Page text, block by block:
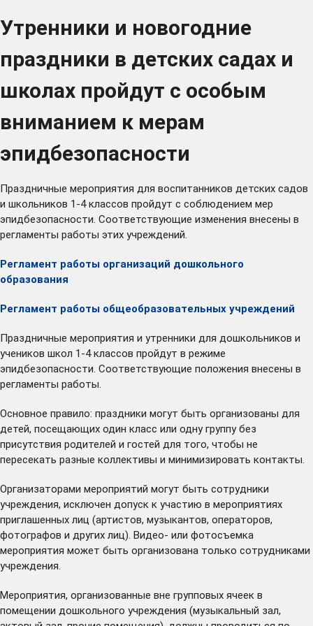
Утренники и новогодние
праздники в детских садах и
школах пройдут с особым
вниманием к мерам
эпидбезопасности
Праздничные мероприятия для воспитанников детских садов
и школьников 1-4 классов пройдут с соблюдением мер
эпидбезопасности. Соответствующие изменения внесены в
регламенты работы этих учреждений.
Регламент работы организаций дошкольного
образования
Регламент работы общеобразовательных учреждений
Праздничные мероприятия и утренники для дошкольников и
учеников школ 1-4 классов пройдут в режиме
эпидбезопасности. Соответствующие положения внесены в
регламенты работы.
Основное правило: праздники могут быть организованы для
детей, посещающих один класс или одну группу без
присутствия родителей и гостей для того, чтобы не
пересекать разные коллективы и минимизировать контакты.
Организаторами мероприятий могут быть сотрудники
учреждения, исключен допуск к участию в мероприятиях
приглашенных лиц (артистов, музыкантов, операторов,
фотографов и других лиц). Видео- или фотосъемка
мероприятия может быть организована только сотрудниками
учреждения.
Мероприятия, организованные вне групповых ячеек в
помещении дошкольного учреждения (музыкальный зал,